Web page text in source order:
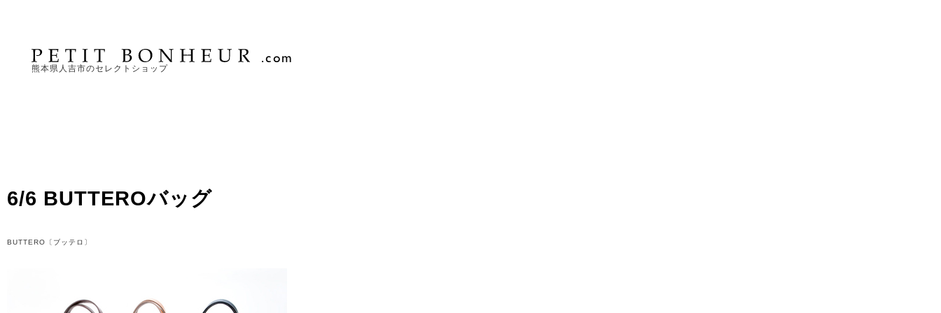
熊本県人吉市のセレクトショップ
6/6 BUTTEROバッグ
BUTTERO〔ブッテロ〕